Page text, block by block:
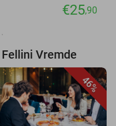
€25,90
Vremde
46%